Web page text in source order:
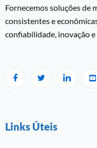
Fornecemos soluções de
consistentes e
confiabilidade, inovação
Links Úteis